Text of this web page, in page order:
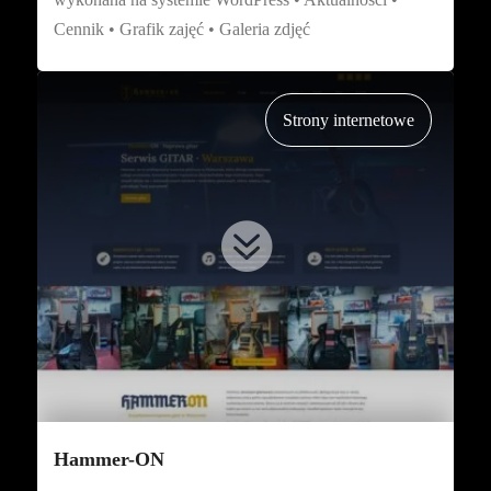
Cennik • Grafik zajęć • Galeria zdjęć
Strony internetowe

Hammer-ON
Kontakt